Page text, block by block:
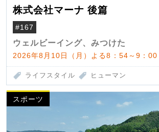
株式会社マーナ 後篇
#167
ウェルビーイング、みつけた
2026年8月10日（月）よる8：54～9：00
ライフスタイル ヒューマン
スポーツ